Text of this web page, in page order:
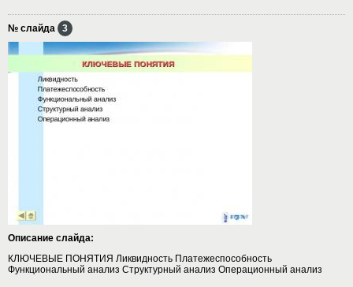
№ слайда 3
Описание слайда:
КЛЮЧЕВЫЕ ПОНЯТИЯ Ликвидность Платежеспособность
Функциональный анализ Структурный анализ Операционный анализ